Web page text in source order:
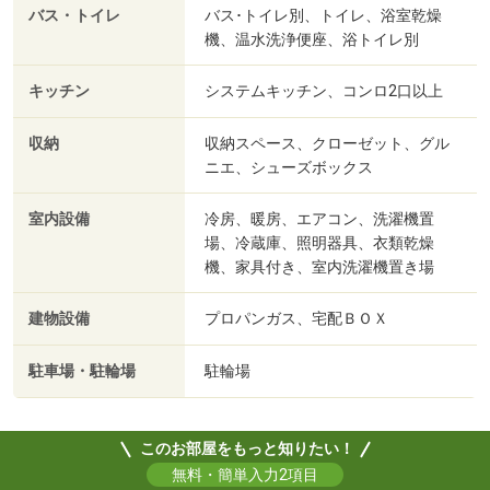
バス・トイレ
バス･トイレ別、トイレ、浴室乾燥
機、温水洗浄便座、浴トイレ別
キッチン システムキッチン、コンロ2口以上
収納
収納スペース、クローゼット、グル
ニエ、シューズボックス
室内設備
冷房、暖房、エアコン、洗濯機置
場、冷蔵庫、照明器具、衣類乾燥
機、家具付き、室内洗濯機置き場
建物設備 プロパンガス、宅配ＢＯＸ
駐車場・駐輪場 駐輪場
このお部屋をもっと知りたい！
無料・簡単入力2項目